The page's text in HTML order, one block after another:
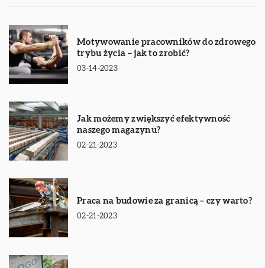
Motywowanie pracowników do zdrowego
trybu życia – jak to zrobić?
03-14-2023
Jak możemy zwiększyć efektywność
naszego magazynu?
02-21-2023
Praca na budowie za granicą – czy warto?
02-21-2023